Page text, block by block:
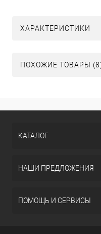
ХАРАКТЕРИСТИКИ
ПОХОЖИЕ ТОВАРЫ
КАТАЛОГ
НАШИ ПРЕДЛОЖЕНИЯ
ПОМОЩЬ И СЕРВИСЫ